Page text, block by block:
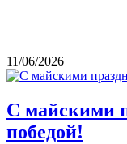
11/06/2026
С майскими
победой!